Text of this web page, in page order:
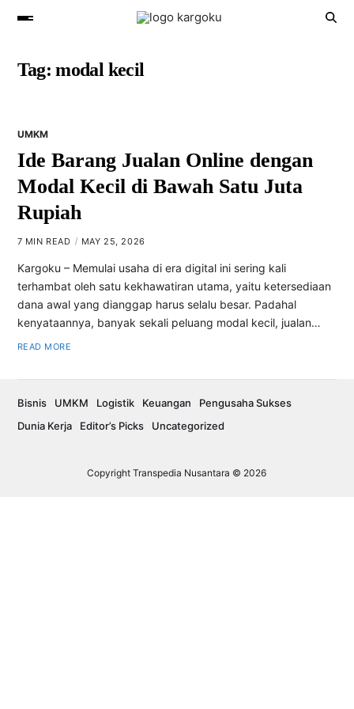
Tag:modal kecil
UMKM
Ide Barang Jualan Online dengan
Modal Kecil di Bawah Satu Juta
Rupiah
7 MIN READ MAY 25, 2026
Kargoku – Memulai usaha di era digital ini sering kali
terhambat oleh satu kekhawatiran utama, yaitu ketersediaan
dana awal yang dianggap harus selalu besar. Padahal
kenyataannya, banyak sekali peluang modal kecil, jualan…
READ MORE
Copyright Transpedia Nusantara © 2026
Bisnis UMKM Logistik Keuangan
Pengusaha Sukses
Dunia Kerja
Editor’s Picks Uncategorized